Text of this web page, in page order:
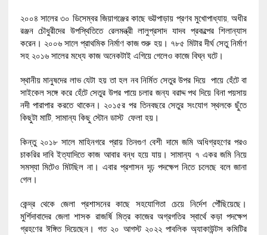
২০০৪ সালের ৩০ ডিসেম্বর জিয়াগঞ্জের কাছে ভট্টপাড়ায় প্রণব মুখোপাধ্যায়, অধীর
রঞ্জন চৌধুরীদের উপস্থিতিতে রেলমন্ত্রী লালুপ্রসাদ যাদব প্রকল্পের শিলান্যাস
করেন। ২০০৬ সালে প্রাথমিক নির্মাণ কাজ শুরু হয়। ৭৮৫ মিটার দীর্ঘ সেতু নির্মাণ
সহ ২০১৬ সালের মধ্যে কাজ অনেকটাই এগিয়ে গেলেও কাজে বিঘ্ন ঘটে।
স্থানীয় মানুষদের লাভ যেটা হয় তা হল নব নির্মিত সেতুর উপর দিয়ে পায়ে হেঁটে বা
সাইকেল সঙ্গে করে হেঁটে সেতুর উপর পায়ে চলার জন্য বরাদ্দ পথ দিয়ে বিনা পয়সায়
নদী পারাপার করতে থাকেন। ২০১৫র পর তিনবছরে সেতুর সংযোগ স্থলকে ছুঁতে
কিছুটা মাটি, সামান্য কিছু স্টোন ডাস্ট ফেলা হয়।
কিন্তু ২০১৮ সালে মাহিনগরে প্রায় তিনগুণ বেশী দামে জমি অধিগ্রহণের পরও
চাকরির দাবি ইত্যাদিতে কাজ আবার বন্ধ হয়ে যায়। সামান্য ৭ একর জমি নিয়ে
সমস্যা মিটেও মিটছিল না। এবার প্রশাসন দৃঢ় পদক্ষেপ নিতে চলেছে বলে জানা
গেল।
কেন্দ্র থেকে জেলা প্রশাসনের কাছে সহযোগিতা চেয়ে নির্দেশ পৌঁছিয়েছে।
মুর্শিদাবাদের জেলা শাসক রাজর্ষি মিত্র কাজের অগ্রগতির স্বার্থে কড়া পদক্ষেপ
গ্রহণের ঈঙ্গিত দিয়েছেন। গত ২০ আগস্ট ২০২২ পাবলিক অ্যাকাউন্টস কমিটির